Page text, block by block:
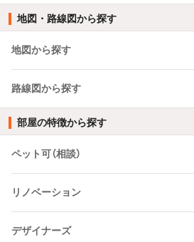
地図・路線図から探す
地図から探す
路線図から探す
部屋の特徴から探す
ペット可（相談）
リノベーション
デザイナーズ